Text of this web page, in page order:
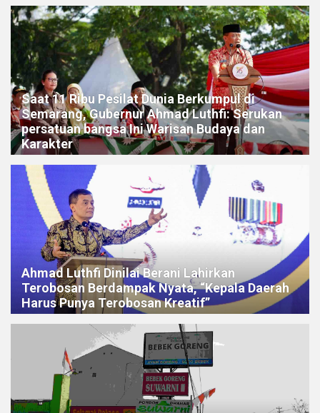
Saat 11 Ribu Pesilat Dunia Berkumpul di
Semarang, Gubernur Ahmad Luthfi: Serukan
persatuan bangsa Ini Warisan Budaya dan
Karakter
Ahmad Luthfi Dinilai Berani Lahirkan
Terobosan Berdampak Nyata, “Kepala Daerah
Harus Punya Terobosan Kreatif”